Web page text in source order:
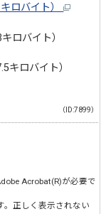
キロバイト）
キロバイト）
キロバイト）
（ID:7899）
Acrobat(R)が必要で
。正しく表示されない